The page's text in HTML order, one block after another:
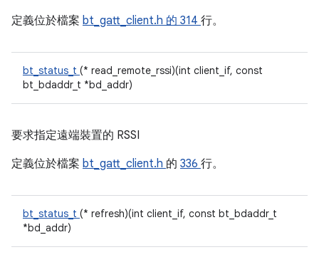
定義位於檔案 bt_gatt_client.h 的 314 行。
bt_status_t (* read_remote_rssi)(int client_if, const
bt_bdaddr_t *bd_addr)
要求指定遠端裝置的 RSSI
定義位於檔案 bt_gatt_client.h 的 336 行。
bt_status_t (* refresh)(int client_if, const bt_bdaddr_t
*bd_addr)